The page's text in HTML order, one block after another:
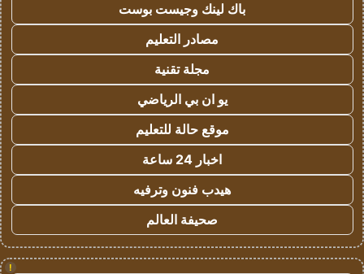
باك لينك وجيست بوست
مصادر التعليم
مجلة تقنية
يو ان بي الرياضي
موقع حالة للتعليم
اخبار 24 ساعة
هيدب فنون وترفيه
صحيفة العالم
!